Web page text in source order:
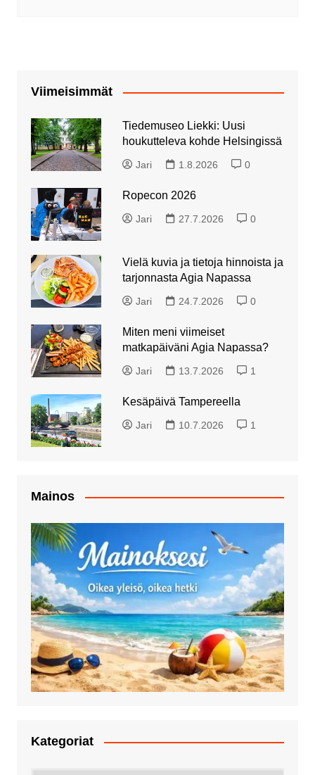
Viimeisimmät
Tiedemuseo Liekki: Uusi
houkutteleva kohde Helsingissä
Jari 1.8.2026 0
Ropecon 2026
Jari 27.7.2026 0
Vielä kuvia ja tietoja hinnoista ja
tarjonnasta Agia Napassa
Jari 24.7.2026 0
Miten meni viimeiset
matkapäiväni Agia Napassa?
Jari 13.7.2026 1
Kesäpäivä Tampereella
Jari 10.7.2026 1
Mainos
Kategoriat